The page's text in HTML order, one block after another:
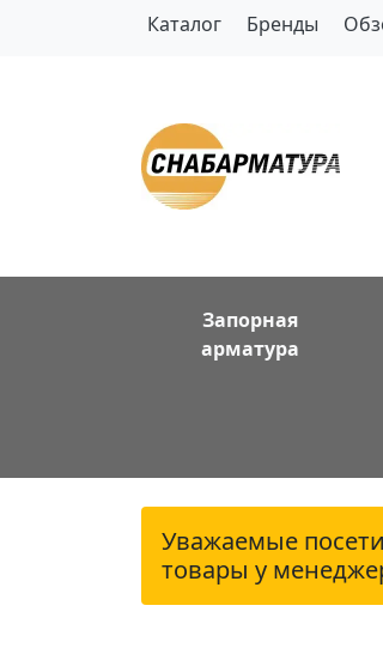
Каталог Бренды
Запорная
арматура
Уважаемые
товары у